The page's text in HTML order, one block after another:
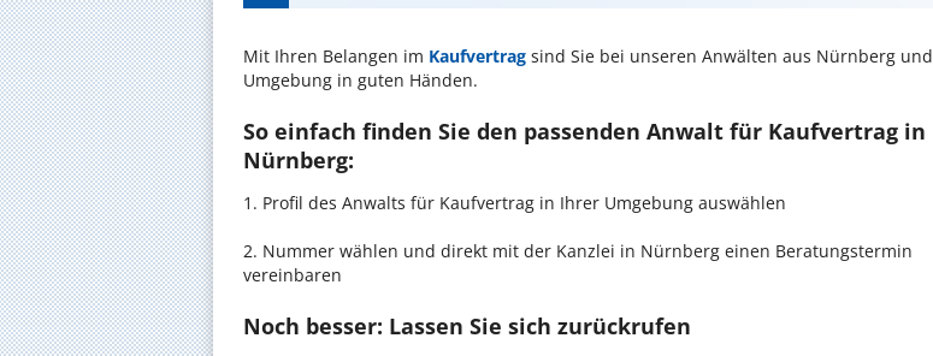
Mit Ihren Belangen im Kaufvertrag sind Sie bei unseren Anwälten aus Nürnberg und
Umgebung in guten Händen.
So einfach finden Sie den passenden Anwalt für Kaufvertrag in
Nürnberg:
1. Profil des Anwalts für Kaufvertrag in Ihrer Umgebung auswählen
2. Nummer wählen und direkt mit der Kanzlei in Nürnberg einen Beratungstermin
vereinbaren
Noch besser: Lassen Sie sich zurückrufen